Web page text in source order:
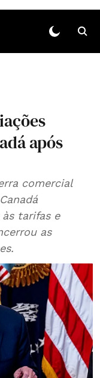
após
comercial
tarifas e
as